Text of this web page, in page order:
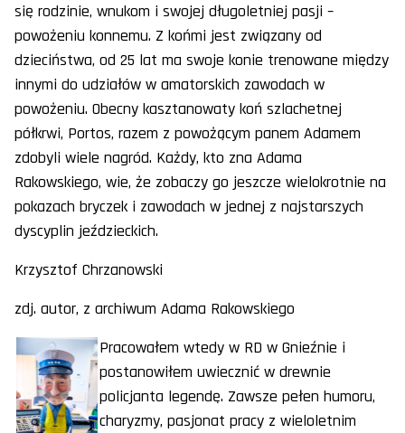
się rodzinie, wnukom i swojej długoletniej pasji –
powożeniu konnemu. Z końmi jest związany od
dzieciństwa, od 25 lat ma swoje konie trenowane między
innymi do udziałów w amatorskich zawodach w
powożeniu. Obecny kasztanowaty koń szlachetnej
półkrwi, Portos, razem z powożącym panem Adamem
zdobyli wiele nagród. Każdy, kto zna Adama
Rakowskiego, wie, że zobaczy go jeszcze wielokrotnie na
pokazach bryczek i zawodach w jednej z najstarszych
dyscyplin jeździeckich.
Krzysztof Chrzanowski
zdj. autor, z archiwum Adama Rakowskiego
Pracowałem wtedy w RD w Gnieźnie i
postanowiłem uwiecznić w drewnie
policjanta legendę. Zawsze pełen humoru,
charyzmy, pasjonat pracy z wieloletnim